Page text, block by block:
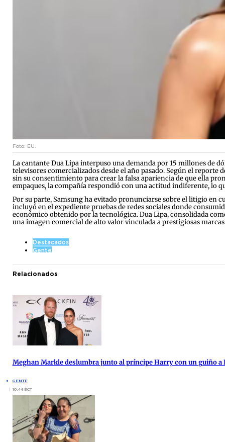
Foto: EU.
La cantante Dua Lipa interpuso una demanda por 15 millones de
televisores comercializados desde el año pasado. Según el
sin su consentimiento para crear la falsa apariencia de que ella
empaques, la compañía respondió con una actitud indiferente, lo
Por su parte, Samsung ha evitado pronunciarse sobre el litigio en
incluyó en el expediente pruebas de redes sociales donde
económico obtenido por la tecnológica. Dua Lipa, consolidada
una imagen comercial de alto valor vinculada a prestigiosas
Destacados
Gente
Relacionados
Meghan Markle deslumbra junto al príncipe Harry con un guiño a
GENTE
10:44 ECT